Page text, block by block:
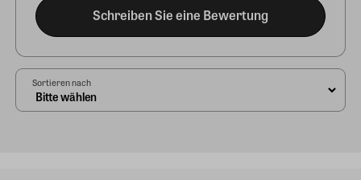
Schreiben Sie eine Bewertung
Sortieren nach